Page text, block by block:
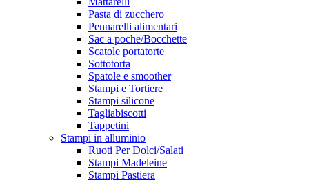
Pasta di zucchero
Pennarelli alimentari
Sac a poche/Bocchette
Scatole portatorte
Sottotorta
Spatole e smoother
Stampi e Tortiere
Stampi silicone
Tagliabiscotti
Tappetini
Stampi in alluminio
Ruoti Per Dolci/Salati
Stampi Madeleine
Stampi Pastiera